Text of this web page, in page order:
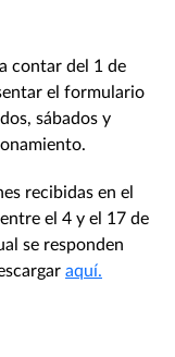
contar del 1 de
el formulario
sábados y
recibidas en el
el 4 y el 17 de
se responden
aquí.